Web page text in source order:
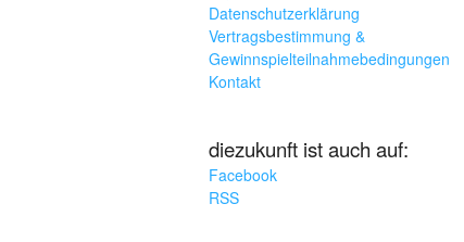
Datenschutzerklärung
Vertragsbestimmung &
Gewinnspielteilnahmebedingungen
Kontakt
diezukunft ist auch auf:
Facebook
RSS